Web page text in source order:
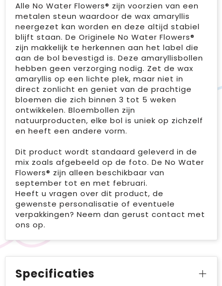
Alle No Water Flowers® zijn voorzien van een
metalen steun waardoor de wax amaryllis
neergezet kan worden en deze altijd stabiel
blijft staan. De Originele No Water Flowers®
zijn makkelijk te herkennen aan het label die
aan de bol bevestigd is. Deze amaryllisbollen
hebben geen verzorging nodig. Zet de wax
amaryllis op een lichte plek, maar niet in
direct zonlicht en geniet van de prachtige
bloemen die zich binnen 3 tot 5 weken
ontwikkelen. Bloembollen zijn
natuurproducten, elke bol is uniek op zichzelf
en heeft een andere vorm.
Dit product wordt standaard geleverd in de
mix zoals afgebeeld op de foto. De No Water
Flowers® zijn alleen beschikbaar van
september tot en met februari.
Heeft u vragen over dit product, de
gewenste personalisatie of eventuele
verpakkingen? Neem dan gerust contact met
ons op.
Specificaties